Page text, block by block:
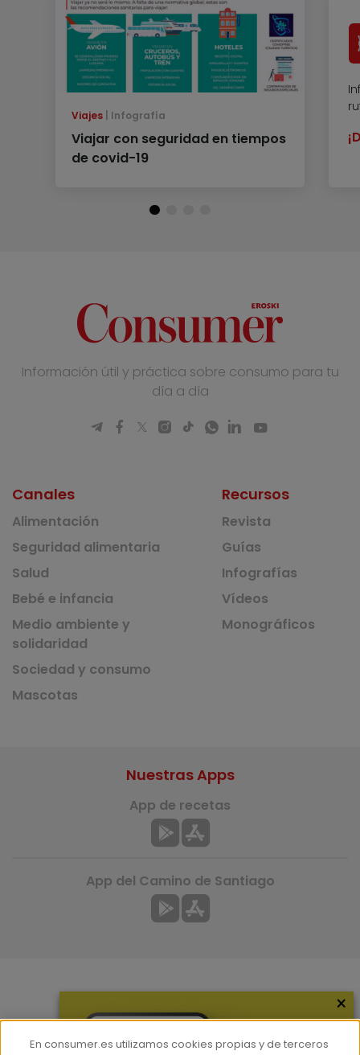
Viajes Infografía
Viajar con seguridad en tiempos
de covid-19
Información útil y práctica sobre consumo para tu
día a día
Canales
Alimentación
Seguridad alimentaria
Salud
Bebé e infancia
Medio ambiente y
solidaridad
Sociedad y consumo
Mascotas
Recursos
Revista
Guías
Infografías
Vídeos
Monográficos
Nuestras Apps
App de recetas
App del Camino de Santiago
×
En consumer.es utilizamos cookies propias y de terceros